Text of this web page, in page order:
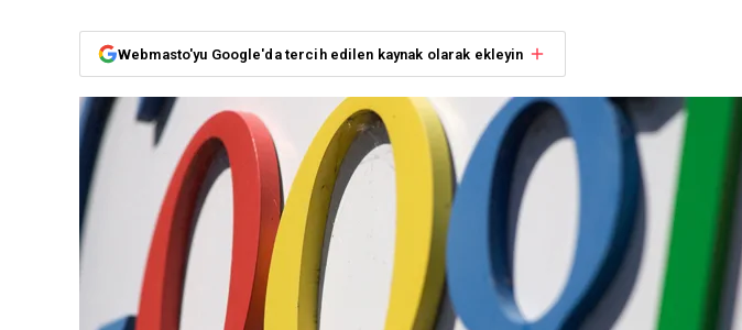
Webmasto'yu Google'da tercih edilen kaynak olarak ekleyin